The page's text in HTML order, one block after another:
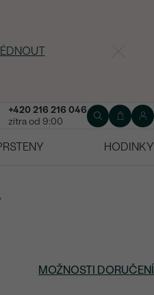
+420 216 216 046
zítra od 9:00
HODINKY
MOŽNOSTI DORUČENÍ